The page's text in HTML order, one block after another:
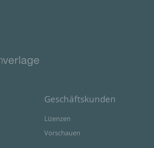
Geschäftskunden
Lizenzen
Vorschauen